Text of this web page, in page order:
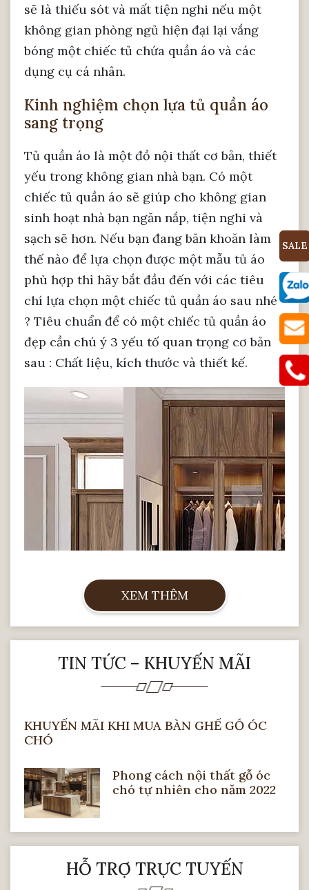
sẽ là thiếu sót và mất tiện nghi nếu một
không gian phòng ngủ hiện đại lại vắng
bóng một chiếc tủ chứa quần áo và các
dụng cụ cá nhân.
Kinh nghiệm chọn lựa tủ quần áo
sang trọng
Tủ quần áo là một đồ nội thất cơ bản, thiết
yếu trong không gian nhà bạn. Có một
chiếc tủ quần áo sẽ giúp cho không gian
sinh hoạt nhà bạn ngăn nắp, tiện nghi và
sạch sẽ hơn. Nếu bạn đang băn khoăn làm
thế nào để lựa chọn được một mẫu tủ áo
phù hợp thì hãy bắt đầu đến với các tiêu
chí lựa chọn một chiếc tủ quần áo sau nhé
? Tiêu chuẩn để có một chiếc tủ quần áo
đẹp cần chú ý 3 yếu tố quan trọng cơ bản
sau : Chất liệu, kích thước và thiết kế.
So sánh tủ áo gỗ tự nhiên và tủ gỗ
Tủ quần áo làm từ gỗ tự nhiên hay gỗ công
nghiệp với công năng chính là cất giữ đồ
đạc nên chúng đều đáp ứng được nhu cầu
sử dụng và sự tiện lợi cho người dùng.
Tủ quần áo gỗ công nghiệp
XEM THÊM
TIN TỨC – KHUYẾN MÃI
KHUYẾN MÃI KHI MUA BÀN GHẾ GỖ ÓC
CHÓ
Phong cách nội thất gỗ óc
chó tự nhiên cho năm 2022
HỖ TRỢ TRỰC TUYẾN
SALE